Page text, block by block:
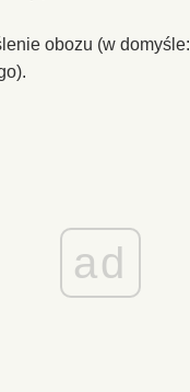
obozu (w domyśle:
ad